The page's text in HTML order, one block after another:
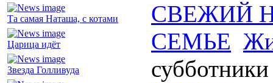
Та самая Наташа, с котами
Царица идёт
Звезда Голливуда
СВЕЖИЙ
СЕМЬЕ
субботники